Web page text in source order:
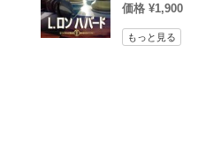
価格 ¥1,900
もっと見る